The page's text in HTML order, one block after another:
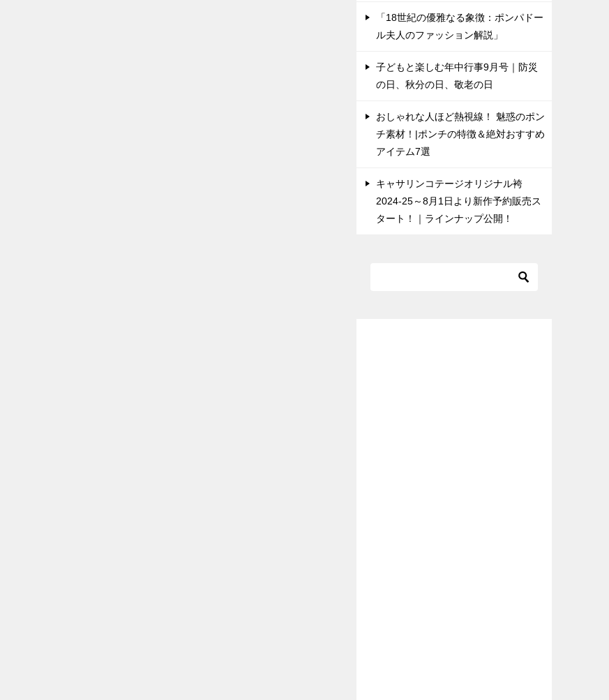
「18世紀の優雅なる象徴：ポンパドー
ル夫人のファッション解説」
子どもと楽しむ年中行事9月号｜防災
の日、秋分の日、敬老の日
おしゃれな人ほど熱視線！ 魅惑のポン
チ素材！|ポンチの特徴＆絶対おすすめ
アイテム7選
キャサリンコテージオリジナル袴
2024-25～8月1日より新作予約販売ス
タート！｜ラインナップ公開！